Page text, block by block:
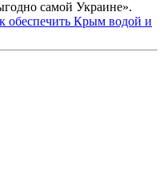
самой Украине».